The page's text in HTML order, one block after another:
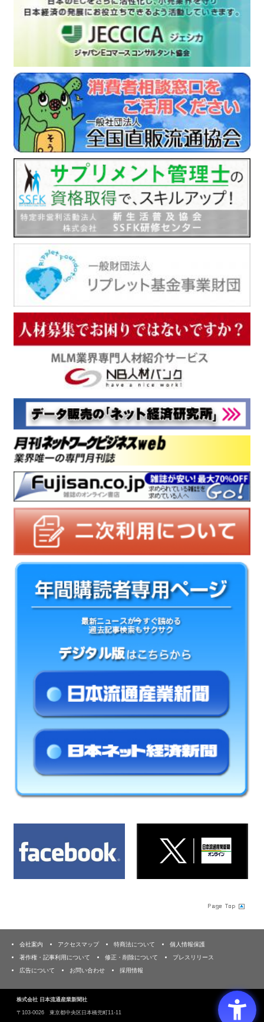
会社案内 アクセスマップ 特商法について
個人情報保護
著作権・記事利用について
修正・削除について
プレスリリース
広告について
お問い合わせ 採用情報
株式会社 日本流通産業新聞社
〒103‐0026 東京都中央区日本橋兜町11-11